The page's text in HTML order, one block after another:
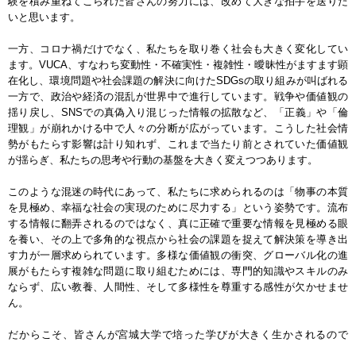
いと思います。
一方、コロナ禍だけでなく、私たちを取り巻く社会も大きく変化してい
ます。VUCA、すなわち変動性・不確実性・複雑性・曖昧性がますます顕
在化し、環境問題や社会課題の解決に向けたSDGsの取り組みが叫ばれる
一方で、政治や経済の混乱が世界中で進行しています。戦争や価値観の
揺り戻し、SNSでの真偽入り混じった情報の拡散など、「正義」や「倫
理観」が崩れかける中で人々の分断が広がっています。こうした社会情
勢がもたらす影響は計り知れず、これまで当たり前とされていた価値観
が揺らぎ、私たちの思考や行動の基盤を大きく変えつつあります。
このような混迷の時代にあって、私たちに求められるのは「物事の本質
を見極め、幸福な社会の実現のために尽力する」という姿勢です。流布
する情報に翻弄されるのではなく、真に正確で重要な情報を見極める眼
を養い、その上で多角的な視点から社会の課題を捉えて解決策を導き出
す力が一層求められています。多様な価値観の衝突、グローバル化の進
展がもたらす複雑な問題に取り組むためには、専門的知識やスキルのみ
ならず、広い教養、人間性、そして多様性を尊重する感性が欠かせませ
ん。
だからこそ、皆さんが宮城大学で培った学びが大きく生かされるので